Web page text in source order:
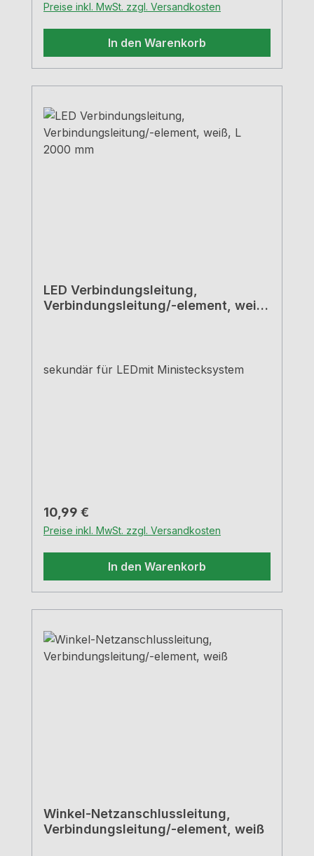
Preise inkl. MwSt. zzgl. Versandkosten
In den Warenkorb
LED Verbindungsleitung,
Verbindungsleitung/-element, weiß,
sekundär für LEDmit Ministecksystem
Regulärer Preis:
10,99 €
Preise inkl. MwSt. zzgl. Versandkosten
In den Warenkorb
Winkel-Netzanschlussleitung,
Verbindungsleitung/-element, weiß